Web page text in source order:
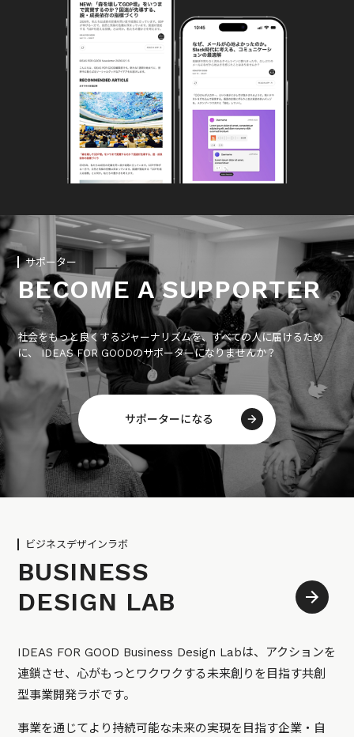
サポーター
BECOME A SUPPORTER
社会をもっと良くするジャーナリズムを、すべての人に届けるため
に、 IDEAS FOR GOODのサポーターになりませんか？
サポーターになる
ビジネスデザインラボ
BUSINESS
DESIGN LAB
IDEAS FOR GOOD Business Design Labは、アクションを
連鎖させ、心がもっとワクワクする未来創りを目指す共創
型事業開発ラボです。
事業を通じてより持続可能な未来の実現を目指す企業・自